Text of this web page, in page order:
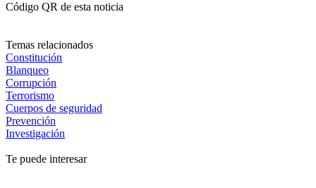
Código QR de esta noticia
Temas relacionados
Constitución
Blanqueo
Corrupción
Terrorismo
Cuerpos de seguridad
Prevención
Investigación
Te puede interesar